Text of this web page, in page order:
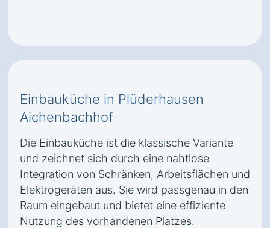
Einbauküche in Plüderhausen
Aichenbachhof
Die Einbauküche ist die klassische Variante
und zeichnet sich durch eine nahtlose
Integration von Schränken, Arbeitsflächen und
Elektrogeräten aus. Sie wird passgenau in den
Raum eingebaut und bietet eine effiziente
Nutzung des vorhandenen Platzes.